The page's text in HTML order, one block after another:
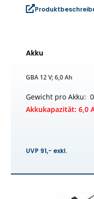
Akku
GBA 12 V; 6,0 Ah
Gewicht pro Akku:
Akkukapazität: 6,0
UVP 91,- exkl.